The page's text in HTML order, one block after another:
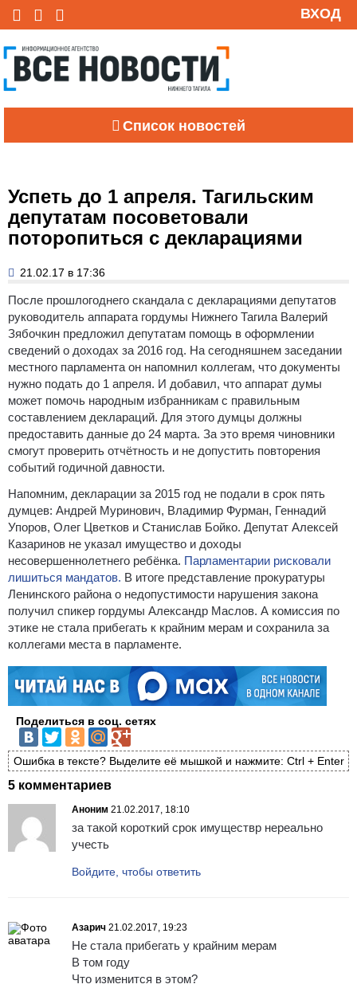
ВХОД
Список новостей
Успеть до 1 апреля. Тагильским
депутатам посоветовали
поторопиться с декларациями
21.02.17 в 17:36
После прошлогоднего скандала с декларациями депутатов
руководитель аппарата гордумы Нижнего Тагила Валерий
Зябочкин предложил депутатам помощь в оформлении
сведений о доходах за 2016 год. На сегодняшнем заседании
местного парламента он напомнил коллегам, что документы
нужно подать до 1 апреля. И добавил, что аппарат думы
может помочь народным избранникам с правильным
составлением деклараций. Для этого думцы должны
предоставить данные до 24 марта. За это время чиновники
смогут проверить отчётность и не допустить повторения
событий годичной давности.
Напомним, декларации за 2015 год не подали в срок пять
думцев: Андрей Муринович, Владимир Фурман, Геннадий
Упоров, Олег Цветков и Станислав Бойко. Депутат Алексей
Казаринов не указал имущество и доходы
несовершеннолетнего ребёнка. Парламентарии рисковали
лишиться мандатов. В итоге представление прокуратуры
Ленинского района о недопустимости нарушения закона
получил спикер гордумы Александр Маслов. А комиссия по
этике не стала прибегать к крайним мерам и сохранила за
коллегами места в парламенте.
Поделиться в соц. сетях
Ошибка в тексте? Выделите её мышкой и нажмите: Ctrl + Enter
5 комментариев
Аноним 21.02.2017, 18:10
за такой короткий срок имуществр нереально
учесть
Войдите, чтобы ответить
Азарич 21.02.2017, 19:23
Не стала прибегать у крайним мерам
В том году
Что изменится в этом?